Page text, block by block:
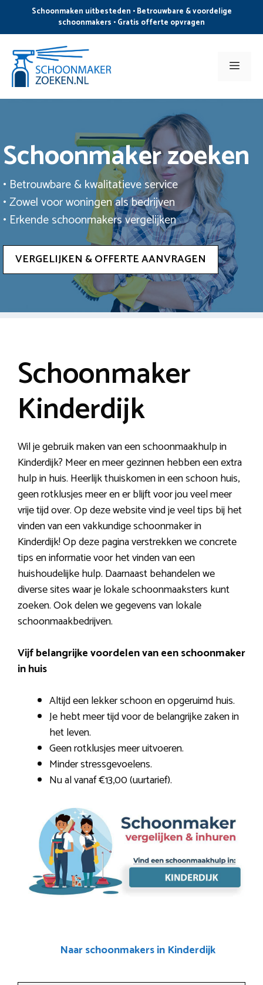
de
inhoud
Schoonmaken uitbesteden • Betrouwbare & voordelige
schoonmakers • Gratis offerte opvragen
Menu
Schoonmaker zoeken
• Betrouwbare & kwalitatieve service
• Zowel voor woningen als bedrijven
• Erkende schoonmakers vergelijken
VERGELIJKEN & OFFERTE AANVRAGEN
Schoonmaker
Kinderdijk
Wil je gebruik maken van een schoonmaakhulp in
Kinderdijk? Meer en meer gezinnen hebben een extra
hulp in huis. Heerlijk thuiskomen in een schoon huis,
geen rotklusjes meer en er blijft voor jou veel meer
vrije tijd over. Op deze website vind je veel tips bij het
vinden van een vakkundige schoonmaker in
Kinderdijk! Op deze pagina verstrekken we concrete
tips en informatie voor het vinden van een
huishoudelijke hulp. Daarnaast behandelen we
diverse sites waar je lokale schoonmaaksters kunt
zoeken. Ook delen we gegevens van lokale
schoonmaakbedrijven.
Vijf belangrijke voordelen van een schoonmaker
in huis
Altijd een lekker schoon en opgeruimd huis.
Je hebt meer tijd voor de belangrijke zaken in
het leven.
Geen rotklusjes meer uitvoeren.
Minder stressgevoelens.
Nu al vanaf €13,00 (uurtarief).
Naar schoonmakers in Kinderdijk